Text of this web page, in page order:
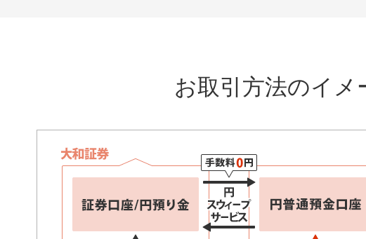
お取引方法のイメ